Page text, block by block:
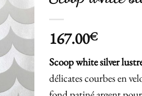
à la liste
de
167.00€
Scoop white silver
délicates courbes en